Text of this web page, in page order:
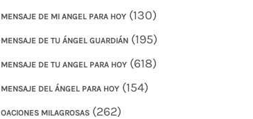
MENSAJE DE MI ANGEL PARA HOY(130)
MENSAJE DE TU ÁNGEL GUARDIÁN(195)
MENSAJE DE TU ANGEL PARA HOY(618)
MENSAJE DEL ÁNGEL PARA HOY(154)
OACIONES MILAGROSAS(262)